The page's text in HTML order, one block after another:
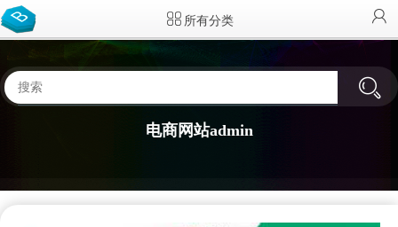
所有分类
电商网站admin